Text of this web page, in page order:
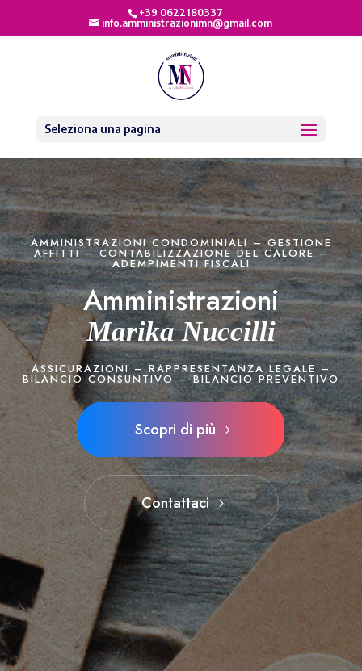
+39 0622180337
info.amministrazionimn@gmail.com
Seleziona una pagina
AMMINISTRAZIONI CONDOMINIALI – GESTIONE
AFFITTI – CONTABILIZZAZIONE DEL CALORE –
ADEMPIMENTI FISCALI
Amministrazioni
Marika Nuccilli
ASSICURAZIONI – RAPPRESENTANZA LEGALE –
BILANCIO CONSUNTIVO – BILANCIO PREVENTIVO
Scopri di più
Contattaci